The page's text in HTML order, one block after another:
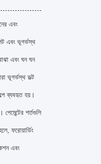
এবং
এবং ভূগর্ভস্থ
এবং ঘন ঘন
ভূগর্ভস্থ ভল্ট
ব্যবহৃত হয়।
শর্তগুলি
ফরোয়ার্ডিং
এবং